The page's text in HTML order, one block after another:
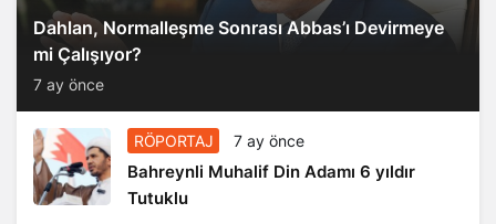
Dahlan, Normalleşme Sonrası Abbas’ı Devirmeye
mi Çalışıyor?
7 ay önce
RÖPORTAJ 7 ay önce
Bahreynli Muhalif Din Adamı 6 yıldır
Tutuklu